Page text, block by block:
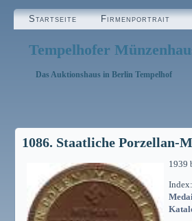
Startseite Firmenportrait
Tempelhofer
Das Auktionshaus in Berlin Tempelhof
1086. Staatliche Porzellan-
1939